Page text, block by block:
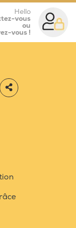
Hello
vous
ou
vous !